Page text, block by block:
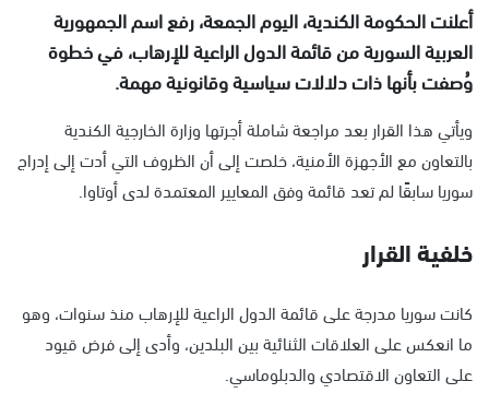
أعلنت الحكومة الكندية، اليوم الجمعة، رفع اسم الجمهورية
العربية السورية من قائمة الدول الراعية للإرهاب، في خطوة
وُصفت بأنها ذات دلالات سياسية وقانونية مهمة.
ويأتي هذا القرار بعد مراجعة شاملة أجرتها وزارة الخارجية الكندية
بالتعاون مع الأجهزة الأمنية، خلصت إلى أن الظروف التي أدت إلى إدراج
سوريا سابقًا لم تعد قائمة وفق المعايير المعتمدة لدى أوتاوا.
خلفية القرار
كانت سوريا مدرجة على قائمة الدول الراعية للإرهاب منذ سنوات، وهو
ما انعكس على العلاقات الثنائية بين البلدين، وأدى إلى فرض قيود
على التعاون الاقتصادي والدبلوماسي.